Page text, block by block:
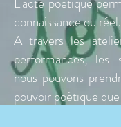
connaissance du réel.
A travers les
performances, les
nous pouvons
pouvoir poétique